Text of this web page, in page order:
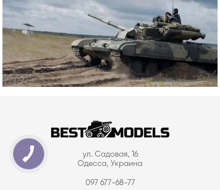
ул. Садовая, 16
Одесса, Украина
097 677-68-77